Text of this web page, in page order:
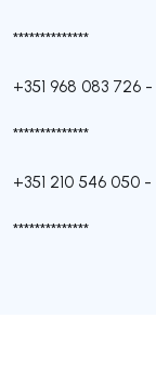
**************
+351 968 083 726 -
**************
+351 210 546 050 -
**************